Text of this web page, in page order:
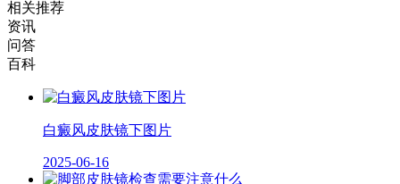
相关推荐
资讯
问答
百科
白癜风皮肤镜下图片
2025-06-16